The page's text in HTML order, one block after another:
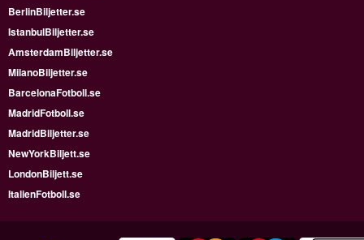
BerlinBiljetter.se
IstanbulBiljetter.se
AmsterdamBiljetter.se
MilanoBiljetter.se
BarcelonaFotboll.se
MadridFotboll.se
MadridBiljetter.se
NewYorkBiljett.se
LondonBiljett.se
ItalienFotboll.se